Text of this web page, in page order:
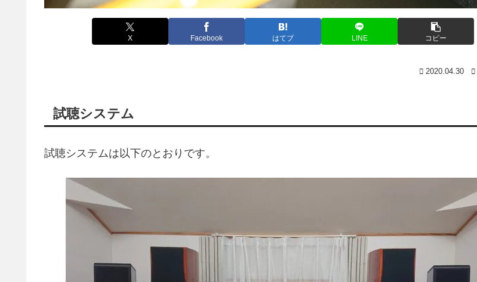
X Facebook はてブ LINE コピー
2020.04.30
試聴システム
試聴システムは以下のとおりです。